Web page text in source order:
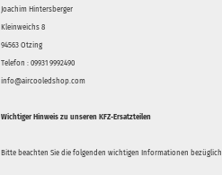
Joachim Hintersberger
Kleinweichs 8
94563 Otzing
Telefon : 09931 9992490
info@aircooledshop.com
Wichtiger Hinweis zu unseren KFZ-Ersatzteilen
Bitte beachten Sie die folgenden wichtigen Informationen bezüglich